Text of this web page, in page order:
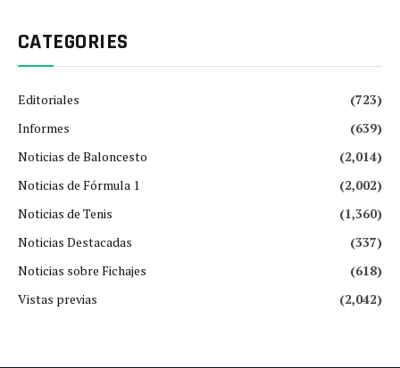
CATEGORIES
Editoriales
(723)
Informes
(639)
Noticias de Baloncesto
(2,014)
Noticias de Fórmula 1
(2,002)
Noticias de Tenis
(1,360)
Noticias Destacadas
(337)
Noticias sobre Fichajes
(618)
Vistas previas
(2,042)